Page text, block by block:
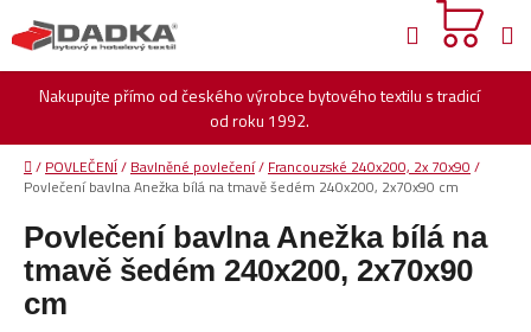
na
obsah
Nakupujte přímo od českého výrobce bytového textilu s tradicí
od roku 1992.
Hledat
Domů
/ POVLEČENÍ/ Bavlněné povlečení/ Francouzské 240x200, 2x 70x90 /
Povlečení bavlna Anežka bílá na tmavě šedém 240x200, 2x70x90 cm
Povlečení bavlna Anežka bílá na
tmavě šedém 240x200, 2x70x90
cm